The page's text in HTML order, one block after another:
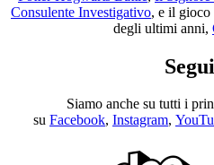
Consulente Investigativo, e il gioco
degli ultimi anni,
Siamo anche su tutti i
su Facebook, Instagram,